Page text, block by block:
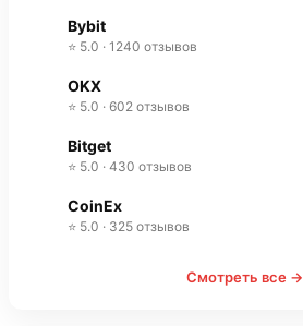
Bybit
⭐ 5.0 · 1240 отзывов
OKX
⭐ 5.0 · 602 отзывов
Bitget
⭐ 5.0 · 430 отзывов
CoinEx
⭐ 5.0 · 325 отзывов
Смотреть все →